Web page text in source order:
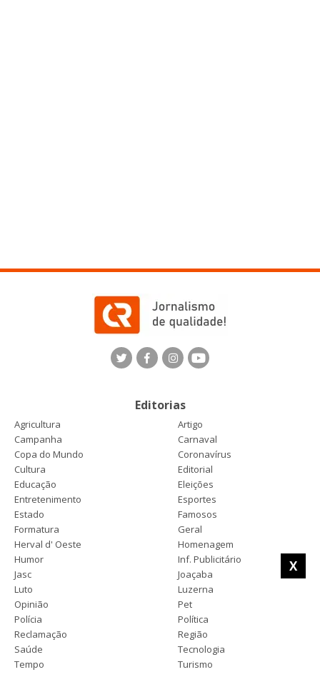
X
Editorias
Agricultura
Artigo
Campanha
Carnaval
Copa do Mundo
Coronavírus
Cultura
Editorial
Educação
Eleições
Entretenimento
Esportes
Estado
Famosos
Formatura
Geral
Herval d' Oeste
Homenagem
Humor
Inf. Publicitário
Jasc
Joaçaba
Luto
Luzerna
Opinião
Pet
Polícia
Política
Reclamação
Região
Saúde
Tecnologia
Tempo
Turismo